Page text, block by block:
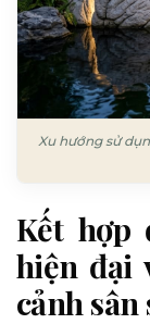
Xu hướng sử
Kết hợp
hiện đại
cảnh